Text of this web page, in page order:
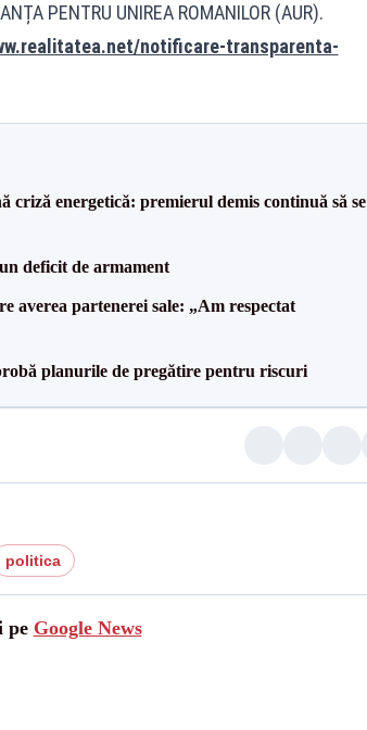
PENTRU UNIREA ROMANILOR (AUR).
notificare-transparenta-
criză energetică: premierul demis continuă să se
deficit de armament
averea partenerei sale: „Am respectat
planurile de pregătire pentru riscuri
politica
pe Google News